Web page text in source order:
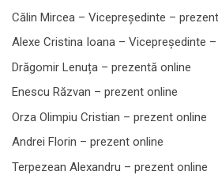
Călin Mircea – Vicepreședinte –
Alexe Cristina Ioana – Vicepreședinte
Drăgomir Lenuța – prezentă online
Enescu Răzvan – prezent online
Orza Olimpiu Cristian – prezent online
Andrei Florin – prezent online
Terpezean Alexandru – prezent online